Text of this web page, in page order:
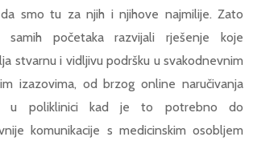
smo tu za njih i njihove najmilije. Zato
početaka razvijali rješenje koje
stvarnu i vidljivu podršku u svakodnevnim
izazovima, od brzog online naručivanja
u poliklinici kad je to potrebno do
komunikacije s medicinskim osobljem